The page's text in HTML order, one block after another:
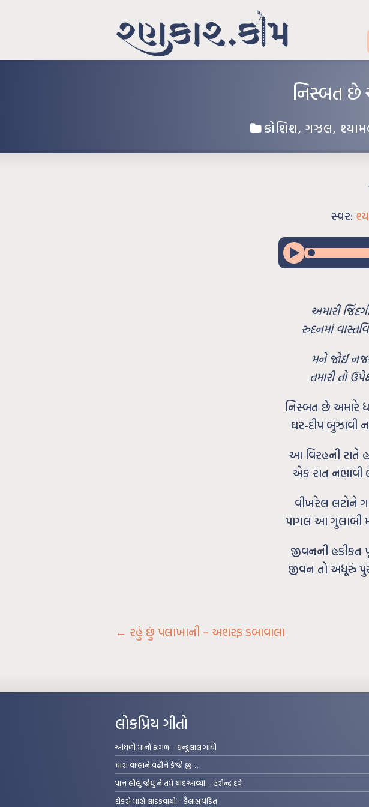
નિસ્બત છે
કોશિશ, ગઝલ,
સ્વર:
અમારી
રુદનમાં
મને જોઈ
તમારી તો
નિસ્બત છે અમારે
ઘર-દીપ બુઝાવી
આ વિરહની રાતે
એક રાત
વીખરેલ લટોને
પાગલ આ ગુલાબી
જીવનની હકીકત
જીવન તો અધૂરું
← રહું છું પલાખાની – અશરફ ડબાવાલા
લોકપ્રિય ગીતો
આંધળી માનો કાગળ – ઇન્દુલાલ ગાંધી
મારા વા’લાને વઢીને કે’જો જી…
પાન લીલું જોયું ને તમે યાદ આવ્યાં – હરીન્દ્ર દવે
દીકરો મારો લાડકવાયો – કૈલાસ પંડિત